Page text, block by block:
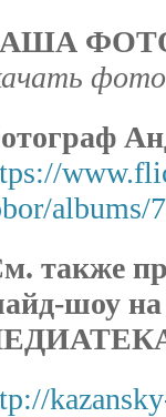
фото
albums/
также
шоу